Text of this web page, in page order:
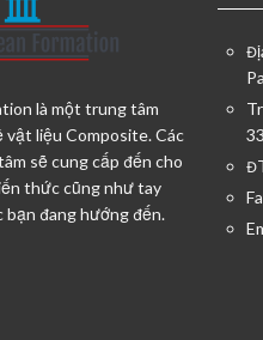
là một trung tâm
liệu Composite. Các
sẽ cung cấp đến cho
thức cũng như tay
đang hướng đến.